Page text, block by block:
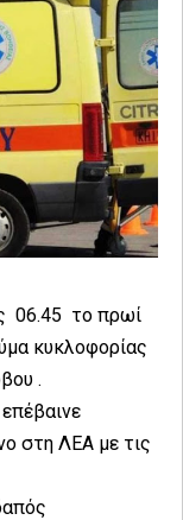
06.45 το πρωί
κυκλοφορίας
.
στη ΛΕΑ με τις